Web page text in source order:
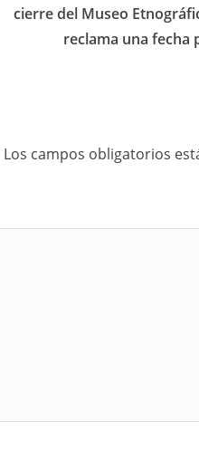
cierre del Museo
reclama una fecha
Los campos obligatorios